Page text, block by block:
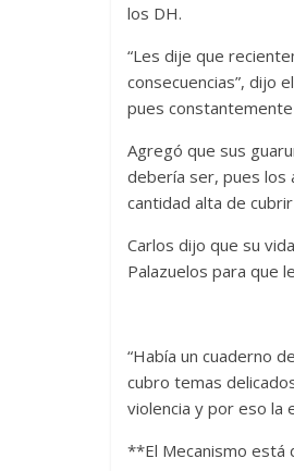
los DH.
“Les dije que
consecuencias”, dijo
pues
Agregó que sus
debería ser, pues los
cantidad alta de
Carlos dijo que su
Palazuelos para que
“Había un cuaderno
cubro temas
violencia y por eso la
**El Mecanismo está